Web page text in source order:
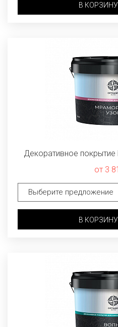
В КОРЗИНУ
Декоративное
от 3
В КОРЗИНУ